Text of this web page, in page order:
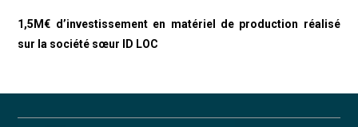
1,5M€ d’investissement en matériel de production réalisé
sur la société sœur ID LOC